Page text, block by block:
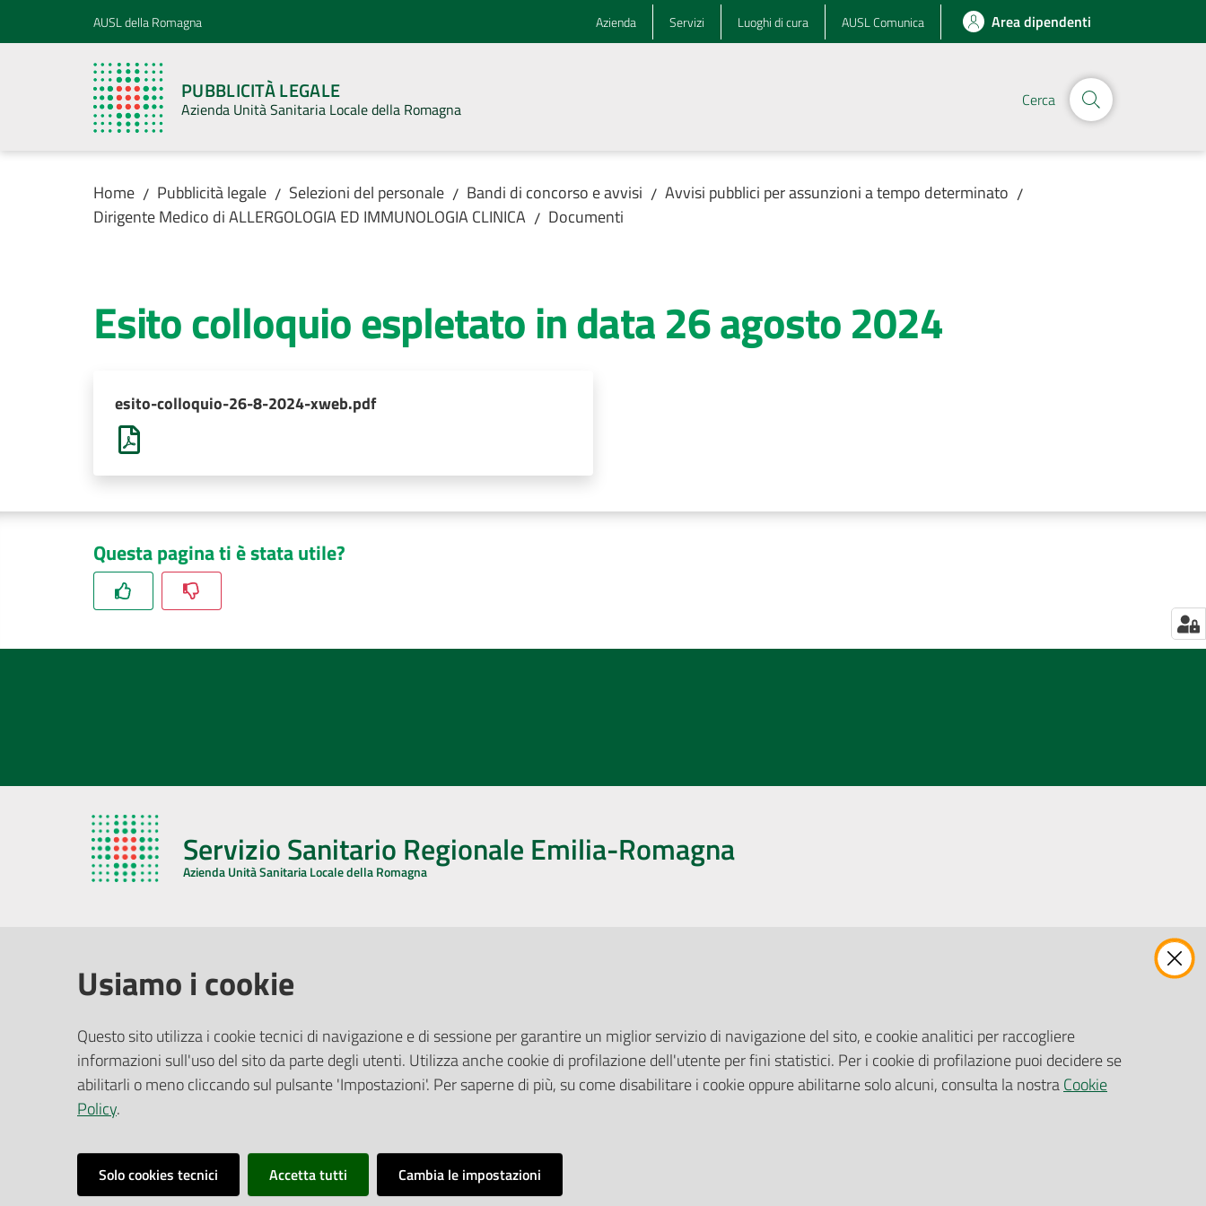
Vai al contenuto
Vai alla navigazioneAUSL della Romagna Azienda Servizi Luoghi di cura AUSL Comunica Area dipendenti
PUBBLICITÀ LEGALE
Azienda Unità Sanitaria Locale della Romagna Cerca
Home / Pubblicità legale / Selezioni del personale / Bandi di concorso e avvisi / Avvisi pubblici per assunzioni a tempo determinato /
Dirigente Medico di ALLERGOLOGIA ED IMMUNOLOGIA CLINICA / Documenti
Esito colloquio espletato in data 26 agosto 2024
esito-colloquio-26-8-2024-xweb.pdf
Questa pagina ti è stata utile?
Servizio Sanitario Regionale Emilia-Romagna
Azienda Unità Sanitaria Locale della Romagna
Via De Gasperi, 8 - 48121 Ravenna (RA)
CF/P.IVA:02483810392
PEC:
azienda@pec.auslromagna.it
Ufficio Relazioni con il Pubblico
Riferimenti per la Stampa
Pubblicità legale
Albo Pretorio
Privacy Policy
Attuazione Misure PNRR
Gare e Appalti
Richiesta Patrocinio
Usiamo i cookie
Questo sito utilizza i cookie tecnici di navigazione e di sessione per garantire un miglior servizio di navigazione del sito, e cookie analitici per raccogliere
informazioni sull'uso del sito da parte degli utenti. Utilizza anche cookie di profilazione dell'utente per fini statistici. Per i cookie di profilazione puoi decidere se
abilitarli o meno cliccando sul pulsante 'Impostazioni'. Per saperne di più, su come disabilitare i cookie oppure abilitarne solo alcuni, consulta la nostraCookie
Policy.
Solo cookies tecnici Accetta tutti Cambia le impostazioni